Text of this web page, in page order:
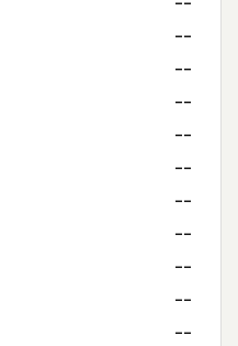
--
--
--
--
--
--
--
--
--
--